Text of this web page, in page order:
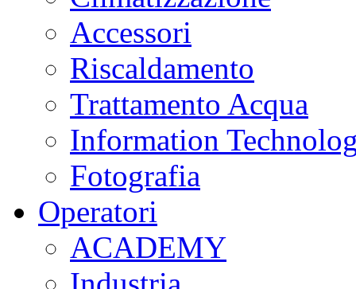
Accessori
Riscaldamento
Trattamento Acqua
Information
Fotografia
Operatori
ACADEMY